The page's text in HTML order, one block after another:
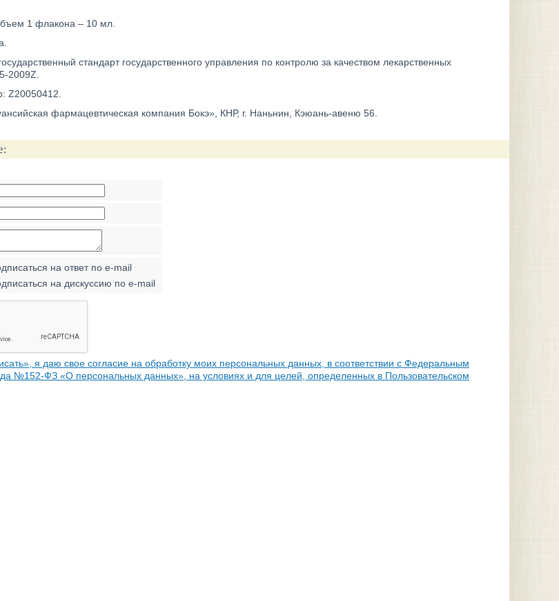
1 флакона – 10 мл.
стандарт государственного управления по контролю за качеством лекарственных
2009Z.
Z20050412.
фармацевтическая компания Бокэ», КНР, г. Наньнин, Кэюань-авеню 56.
на ответ по e-mail
на дискуссию по e-mail
я даю свое согласие на обработку моих персональных данных, в соответствии с Федеральным
№152-ФЗ «О персональных данных», на условиях и для целей, определенных в Пользовательском